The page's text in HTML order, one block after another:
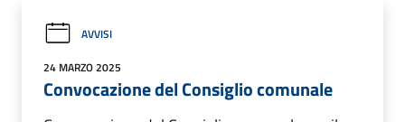
AVVISI
24 MARZO 2025
Convocazione del Consiglio comunale